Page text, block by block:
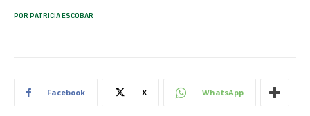
POR PATRICIA ESCOBAR
Facebook X WhatsApp